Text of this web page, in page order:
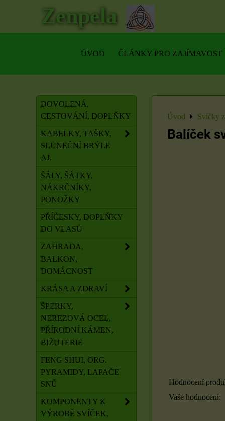
Zenpela
ÚVOD ČLÁNKY PRO ZAJÍMAVOST
Úvod Svíčky
Balíček
Hodnocení
Vaše hodnocení:
DOVOLENÁ,
CESTOVÁNÍ, DOPLŇKY
KABELKY, TAŠKY,
SLUNEČNÍ BRÝLE
AJ.
ŠÁLY, ŠÁTKY,
NÁKRČNÍKY,
PONOŽKY
PŘÍČESKY, DOPLŇKY
DO VLASŮ
ZAHRADA,
BALKON,
DOMÁCNOST
KRÁSA A ZDRAVÍ
ŠPERKY,
NEREZOVÁ OCEL,
PŘÍRODNÍ KÁMEN,
BIŽUTERIE
FENG SHUI, ORG.
PYRAMIDY, LAPAČE
SNŮ
KOMPONENTY K
VÝROBĚ SVÍČEK,